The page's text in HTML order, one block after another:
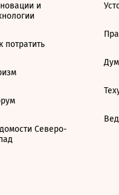
и
потратить
Северо-